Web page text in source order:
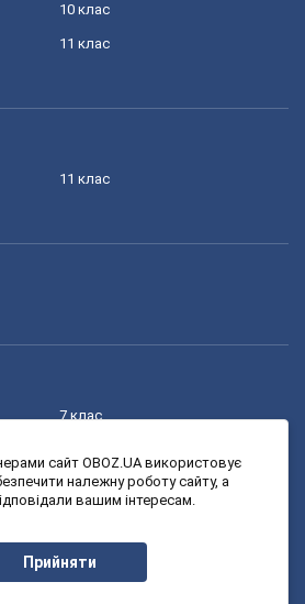
10 клас
11 клас
11 клас
7 клас
9 клас
сайт OBOZ.UA використовує
належну роботу сайту, а
вашим інтересам.
Прийняти